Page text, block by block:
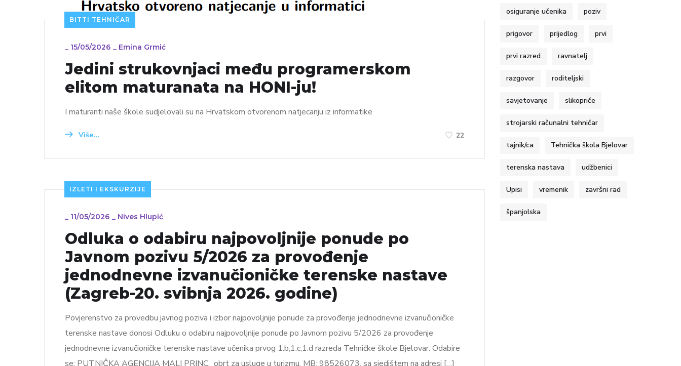
BITTI TEHNIČAR
_ 15/05/2026 _ Emina Grmić
Jedini strukovnjaci među programerskom
elitom maturanata na HONI-ju!
I maturanti naše škole sudjelovali su na Hrvatskom otvorenom natjecanju iz informatike
Više... 22
IZLETI I EKSKURZIJE
11/05/2026 Nives Hlupić
Odluka o odabiru najpovoljnije ponude po
Javnom pozivu 5/2026 za provođenje
jednodnevne izvanučioničke terenske nastave
(Zagreb-20. svibnja 2026. godine)
Povjerenstvo za provedbu javnog poziva i izbor najpovoljnije ponude za provođenje jednodnevne izvanučioničke
terenske nastave donosi Odluku o odabiru najpovoljnije ponude po Javnom pozivu 5/2026 za provođenje
jednodnevne izvanučioničke terenske nastave učenika prvog 1.b,1.c,1.d razreda Tehničke škole Bjelovar. Odabire
se: PUTNIČKA AGENCIJA MALI PRINC, obrt za usluge u turizmu, MB: 98526073, sa sjedištem na adresi […]
osiguranje učenika poziv
prigovor prijedlog prvi
prvi razred ravnatelj
razgovor roditeljski
savjetovanje slikopriče
strojarski računalni tehničar
tajnik/ca Tehnička škola Bjelovar
terenska nastava udžbenici
Upisi vremenik završni rad
španjolska